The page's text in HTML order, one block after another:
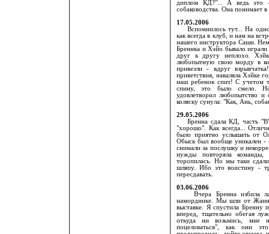
диплом КД?"... А ведь это -
собаководства. Она понимает
17.05.2006
Вспомнилось тут... На
как всегда в клуб, и нам на
нашего инструктора Саши.
Бреннка и Хэйо бывало
друг к другу неплохо.
любопытную свою морду в
привезли - вдруг
приветствия, наваляла Хэйке
наш ребенок спит! С учетом
спину, это было смело.
удовлетворил любопытство
коляску сунула: "Как, Ань,
29.05.2006
Бренна сдала КД, часть
"хорошо". Как всегда...
было приятно услышать от
Обыск был вообще уникален -
снимали за послушку и
нужды повторяла
торопилась. Но мы таки
шляпу. Ибо это воистину -
пересдавать.
03.06.2006
Вчера Бренна избила
наморднике. Мы шли от
выставке. Я спустила Бренну
вперед, тщательно обегая
откуда ни возьмись, мне
поцеловаться", как они